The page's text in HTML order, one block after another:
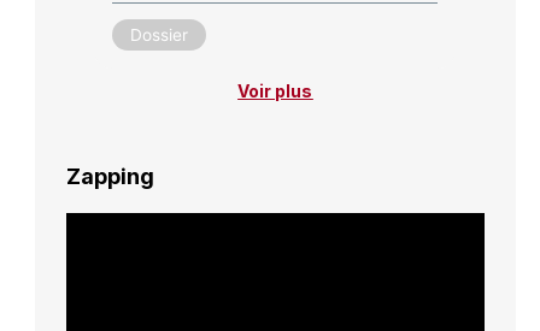
Dossier
Voir plus
Zapping